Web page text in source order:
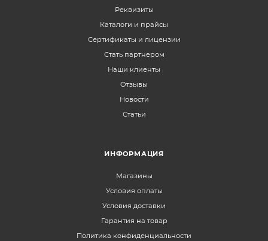
Реквизиты
Каталоги и прайсы
Сертификаты и лицензии
Стать партнером
Наши клиенты
Отзывы
Новости
Статьи
ИНФОРМАЦИЯ
Магазины
Условия оплаты
Условия доставки
Гарантия на товар
Политика конфиденциальности